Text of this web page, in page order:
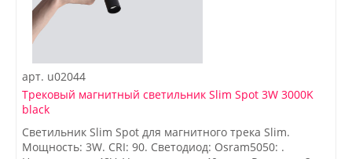
арт. u02044
Трековый магнитный светильник Slim Spot 3W 3000K
black
Светильник Slim Spot для магнитного трека Slim.
Мощность: 3W. CRI: 90. Светодиод: Osram5050: .